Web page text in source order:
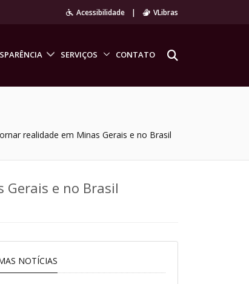
Acessibilidade | VLibras
SERVIÇOS CONTATO
realidade em Minas Gerais e no Brasil
Gerais e no Brasil
NOTÍCIAS